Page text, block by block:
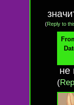
(Reply to
не
(